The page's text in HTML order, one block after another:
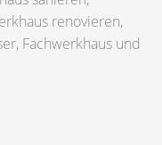
renovieren,
Fachwerkhaus und